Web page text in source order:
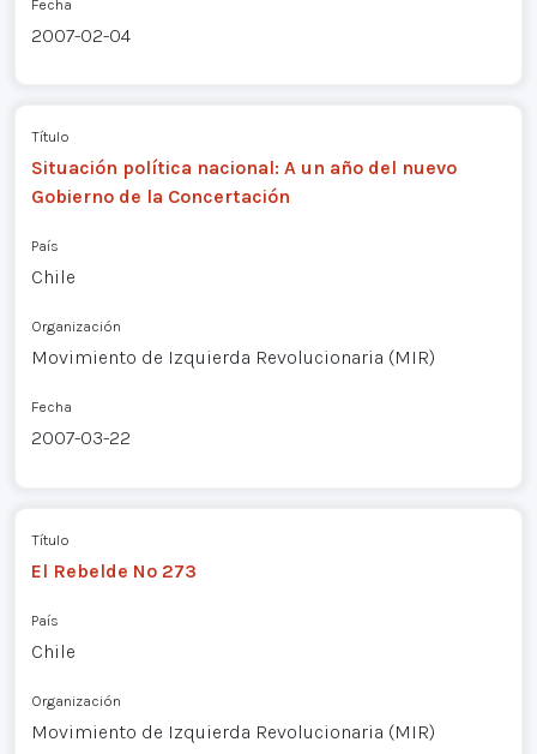
Fecha
2007-02-04
Título
Situación política nacional: A un año del nuevo
Gobierno de la Concertación
País
Chile
Organización
Movimiento de Izquierda Revolucionaria (MIR)
Fecha
2007-03-22
Título
El Rebelde Nº 273
País
Chile
Organización
Movimiento de Izquierda Revolucionaria (MIR)